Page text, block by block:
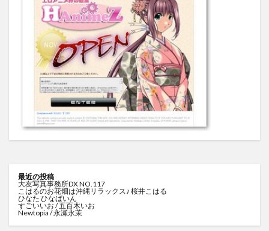
最近の投稿
大友写真事務所DX NO.117
こはるのお花畑は沖縄リラックス♪ 桜井こはる
ひなた ひなぱいん
すごいいお / 五百木いお
Newtopia / 永瀬永茉